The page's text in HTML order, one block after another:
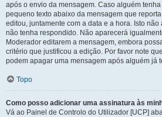
após o envio da mensagem. Caso alguém
pequeno texto abaixo da mensagem que
editou, juntamente com a data e a hora. Isto
não tenha respondido. Não aparecerá
Moderador editarem a mensagem, embora
critério que justificou a edição. Por favor note
podem apagar uma mensagem após alguém já
Topo
Como posso adicionar uma assinatura às
Vá ao Painel de Controlo do Utilizador [UCP]